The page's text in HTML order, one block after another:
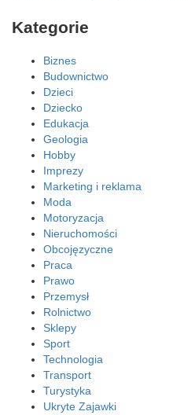
Kategorie
Biznes
Budownictwo
Dzieci
Dziecko
Edukacja
Geologia
Hobby
Imprezy
Marketing i reklama
Moda
Motoryzacja
Nieruchomości
Obcojęzyczne
Praca
Prawo
Przemysł
Rolnictwo
Sklepy
Sport
Technologia
Transport
Turystyka
Ukryte Zajawki